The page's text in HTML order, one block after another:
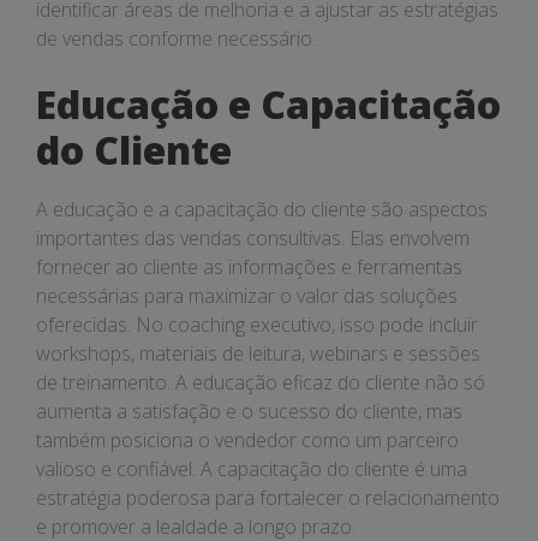
identificar áreas de melhoria e a ajustar as estratégias
de vendas conforme necessário.
Educação e Capacitação
do Cliente
A educação e a capacitação do cliente são aspectos
importantes das vendas consultivas. Elas envolvem
fornecer ao cliente as informações e ferramentas
necessárias para maximizar o valor das soluções
oferecidas. No coaching executivo, isso pode incluir
workshops, materiais de leitura, webinars e sessões
de treinamento. A educação eficaz do cliente não só
aumenta a satisfação e o sucesso do cliente, mas
também posiciona o vendedor como um parceiro
valioso e confiável. A capacitação do cliente é uma
estratégia poderosa para fortalecer o relacionamento
e promover a lealdade a longo prazo.